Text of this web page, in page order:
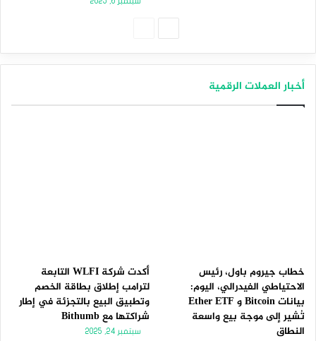
أخبار العملات الرقمية
خطاب جيروم باول، رئيس
الاحتياطي الفيدرالي، اليوم:
بيانات Bitcoin و Ether ETF
تُشير إلى موجة بيع واسعة
النطاق
أكدت شركة WLFI التابعة
لترامب إطلاق بطاقة الخصم
وتطبيق البيع بالتجزئة في إطار
شراكتها مع Bithumb
سبتمبر 24, 2025